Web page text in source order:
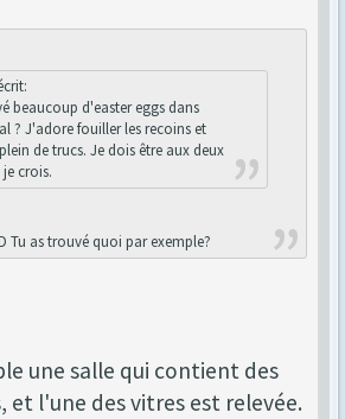
beaucoup d'easter eggs dans
? J'adore fouiller les recoins et
de trucs. Je dois être aux deux
crois.
Tu as trouvé quoi par exemple?
une salle qui contient des
et l'une des vitres est relevée.